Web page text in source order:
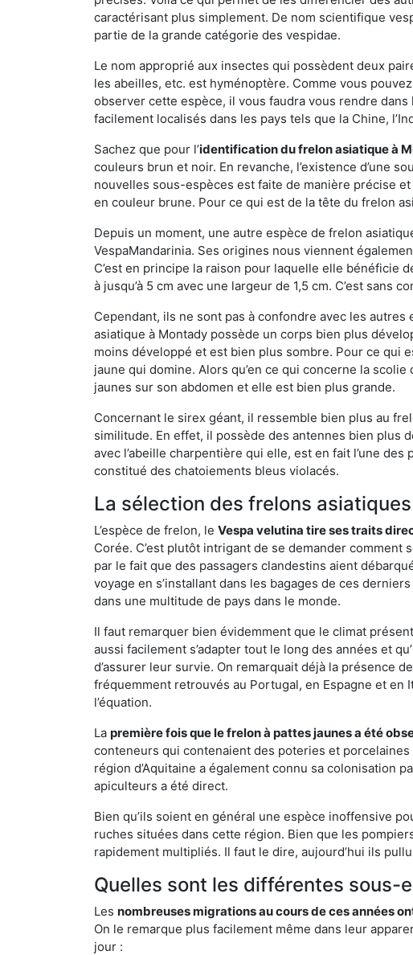
caractérisant plus simplement. De nom scientifique
partie de la grande catégorie des vespidae.
Le nom approprié aux insectes qui possèdent deux
les abeilles, etc. est hyménoptère. Comme vous
observer cette espèce, il vous faudra vous rendre
facilement localisés dans les pays tels que la Chine,
Sachez que pour l’identification du frelon asiatiqueà
couleurs brun et noir. En revanche, l’existence d’une
nouvelles sous-espèces est faite de manière précise
en couleur brune. Pour ce qui est de la tête du frelon
Depuis un moment, une autre espèce de frelon
VespaMandarinia. Ses origines nous viennent
C’est en principe la raison pour laquelle elle bénéficie
à jusqu’à 5 cm avec une largeur de 1,5 cm. C’est
Cependant, ils ne sont pas à confondre avec les
asiatique à Montady possède un corps bien plus
moins développé et est bien plus sombre. Pour ce qui
jaune qui domine. Alors qu’en ce qui concerne la
jaunes sur son abdomen et elle est bien plus grande.
Concernant le sirex géant, il ressemble bien plus au
similitude. En effet, il possède des antennes bien plus
avec l’abeille charpentière qui elle, est en fait l’une
constitué des chatoiements bleus violacés.
La sélection des frelons
L’espèce de frelon, le Vespa velutina tire ses traits
Corée. C’est plutôt intrigant de se demander comment
par le fait que des passagers clandestins aient
voyage en s’installant dans les bagages de ces
dans une multitude de pays dans le monde.
Il faut remarquer bien évidemment que le climat
aussi facilement s’adapter tout le long des années et
d’assurer leur survie. On remarquait déjà la présence
fréquemment retrouvés au Portugal, en Espagne et en
l’équation.
La première fois que le frelon à pattes jaunes a été
conteneurs qui contenaient des poteries et
région d’Aquitaine a également connu sa colonisation
apiculteurs a été direct.
Bien qu’ils soient en général une espèce inoffensive
ruches situées dans cette région. Bien que les
rapidement multipliés. Il faut le dire, aujourd’hui ils
Quelles sont les différentes sous-
Les nombreuses migrations au cours de ces années
On le remarque plus facilement même dans leur
jour :